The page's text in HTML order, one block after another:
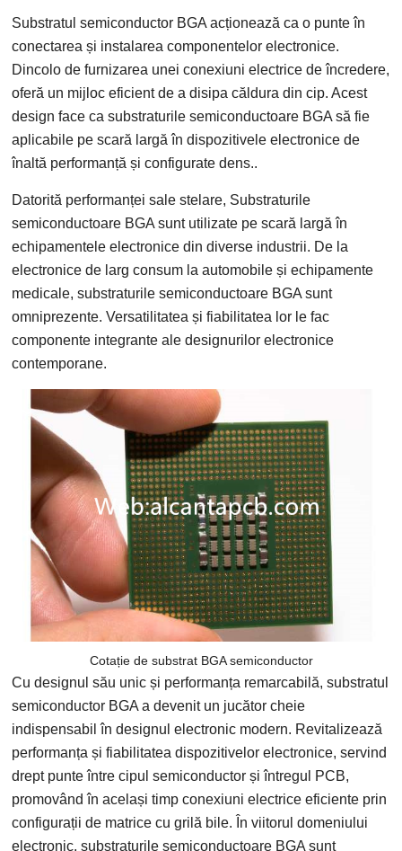
Substratul semiconductor BGA acționează ca o punte în
conectarea și instalarea componentelor electronice.
Dincolo de furnizarea unei conexiuni electrice de încredere,
oferă un mijloc eficient de a disipa căldura din cip. Acest
design face ca substraturile semiconductoare BGA să fie
aplicabile pe scară largă în dispozitivele electronice de
înaltă performanță și configurate dens..
Datorită performanței sale stelare, Substraturile
semiconductoare BGA sunt utilizate pe scară largă în
echipamentele electronice din diverse industrii. De la
electronice de larg consum la automobile și echipamente
medicale, substraturile semiconductoare BGA sunt
omniprezente. Versatilitatea și fiabilitatea lor le fac
componente integrante ale designurilor electronice
contemporane.
Cotație de substrat BGA semiconductor
Cu designul său unic și performanța remarcabilă, substratul
semiconductor BGA a devenit un jucător cheie
indispensabil în designul electronic modern. Revitalizează
performanța și fiabilitatea dispozitivelor electronice, servind
drept punte între cipul semiconductor și întregul PCB,
promovând în același timp conexiuni electrice eficiente prin
configurații de matrice cu grilă bile. În viitorul domeniului
electronic, substraturile semiconductoare BGA sunt